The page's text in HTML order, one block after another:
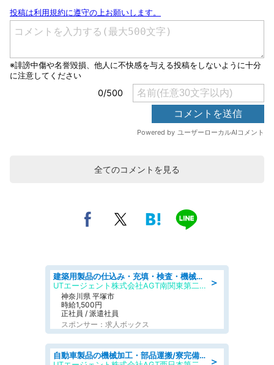
全てのコメントを見る
＞
建築用製品の仕込み・充填・検査・機械操作/寮完備/日払い/工場・製造
UTエージェント株式会社AGT南関東第二CU
神奈川県 平塚市
時給1,500円
正社員 / 派遣社員
スポンサー：求人ボックス
＞
自動車製品の機械加工・部品運搬/寮完備/日払い/工場・製造